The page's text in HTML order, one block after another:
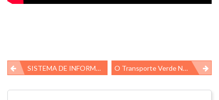
Navegação
de
SISTEMA DE INFORMAÇÃO SOBRE BIODIVERSIDADE BRASILEIRA (SiBBR) O Transporte Verde No Brasil